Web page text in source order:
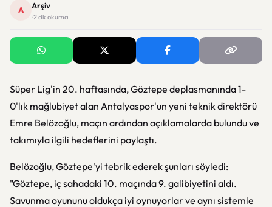
A Arşiv
· 2 dk okuma
Süper Lig'in 20. haftasında, Göztepe deplasmanında 1-
0'lık mağlubiyet alan Antalyaspor'un yeni teknik direktörü
Emre Belözoğlu, maçın ardından açıklamalarda bulundu ve
takımıyla ilgili hedeflerini paylaştı.
Belözoğlu, Göztepe'yi tebrik ederek şunları söyledi:
"Göztepe, iç sahadaki 10. maçında 9. galibiyetini aldı.
Savunma oyununu oldukça iyi oynuyorlar ve aynı sistemle